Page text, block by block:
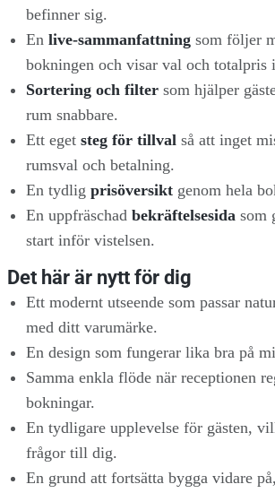
befinner sig.
En live-sammanfattningsom följer
bokningen och visar val och totalpris
Sortering och filtersom hjälper
rum snabbare.
Ett eget steg för tillvalså att inget
rumsval och betalning.
En tydlig prisöversiktgenom hela
En uppfräschad bekräftelsesidasom
start inför vistelsen.
Det här är nytt för dig
Ett modernt utseende som passar
med ditt varumärke.
En design som fungerar lika bra på
Samma enkla flöde när receptionen
bokningar.
En tydligare upplevelse för gästen,
frågor till dig.
En grund att fortsätta bygga vidare